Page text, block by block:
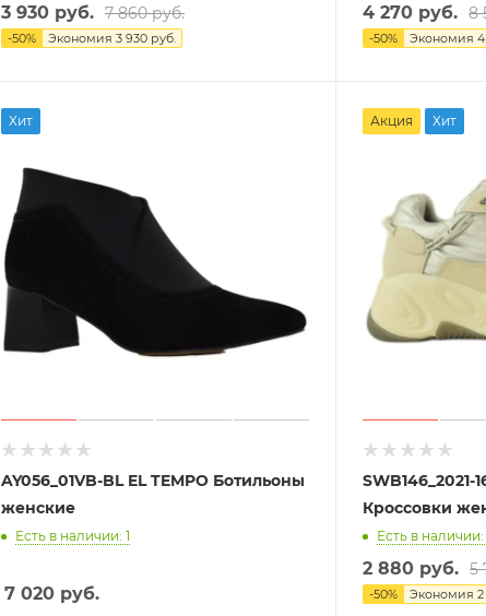
3 930 руб. 7 860 руб.
-50% Экономия 3 930 руб.
4 270 руб. 8
-50% Экономия
Хит
AY056_01VB-BL EL TEMPO Ботильоны
женские
Есть в наличии: 1
7 020 руб.
Акция Хит
SWB146_2021-
Кроссовки
Есть в наличии:
2 880 руб. 5
-50% Экономия